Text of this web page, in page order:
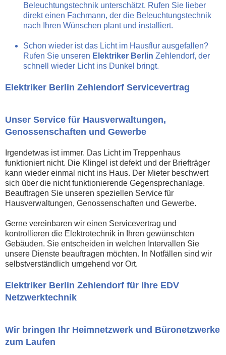
Beleuchtungstechnik unterschätzt. Rufen Sie lieber
direkt einen Fachmann, der die Beleuchtungstechnik
nach Ihren Wünschen plant und installiert.
Schon wieder ist das Licht im Hausflur ausgefallen?
Rufen Sie unseren Elektriker Berlin Zehlendorf, der
schnell wieder Licht ins Dunkel bringt.
Elektriker Berlin Zehlendorf Servicevertrag
Unser Service für Hausverwaltungen,
Genossenschaften und Gewerbe
Irgendetwas ist immer. Das Licht im Treppenhaus
funktioniert nicht. Die Klingel ist defekt und der Briefträger
kann wieder einmal nicht ins Haus. Der Mieter beschwert
sich über die nicht funktionierende Gegensprechanlage.
Beauftragen Sie unseren speziellen Service für
Hausverwaltungen, Genossenschaften und Gewerbe.
Gerne vereinbaren wir einen Servicevertrag und
kontrollieren die Elektrotechnik in Ihren gewünschten
Gebäuden. Sie entscheiden in welchen Intervallen Sie
unsere Dienste beauftragen möchten. In Notfällen sind wir
selbstverständlich umgehend vor Ort.
Elektriker Berlin Zehlendorf für Ihre EDV
Netzwerktechnik
Wir bringen Ihr Heimnetzwerk und Büronetzwerke
zum Laufen